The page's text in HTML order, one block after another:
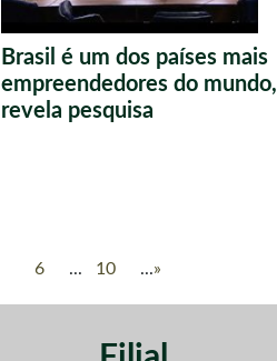
Brasil é um dos países mais
empreendedores do mundo,
revela pesquisa
6 ... 10 ...»